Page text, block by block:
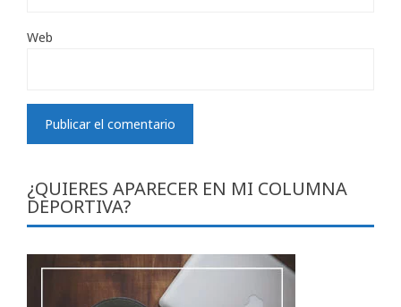
Web
¿QUIERES APARECER EN MI COLUMNA
DEPORTIVA?